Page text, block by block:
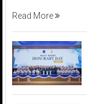
Read More